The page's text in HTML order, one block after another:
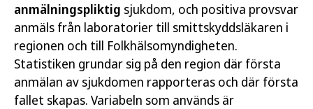
anmälningspliktig sjukdom, och positiva provsvar
anmäls från laboratorier till smittskyddsläkaren i
regionen och till Folkhälsomyndigheten.
Statistiken grundar sig på den region där första
anmälan av sjukdomen rapporteras och där första
fallet skapas. Variabeln som används är